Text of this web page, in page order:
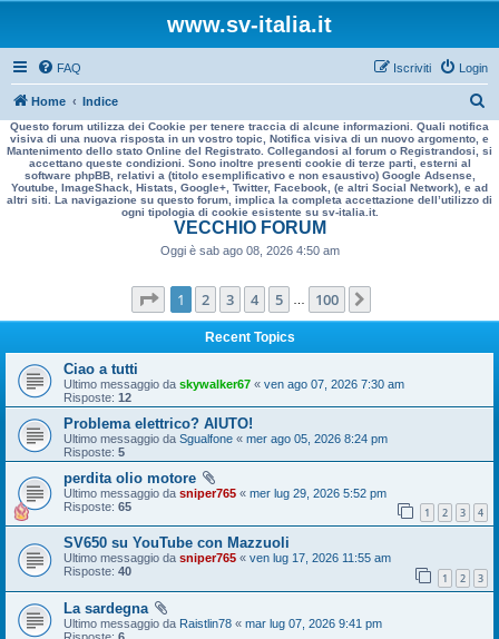
www.sv-italia.it
FAQ Login
Iscriviti
Home Indice
e
r
a
Questo forum utilizza dei Cookie per tenere traccia di alcune informazioni. Quali notifica
visiva di una nuova risposta in un vostro topic, Notifica visiva di un nuovo argomento, e
Mantenimento dello stato Online del Registrato. Collegandosi al forum o Registrandosi, si
accettano queste condizioni. Sono inoltre presenti cookie di terze parti, esterni al
software phpBB, relativi a (titolo esemplificativo e non esaustivo) Google Adsense,
Youtube, ImageShack, Histats, Google+, Twitter, Facebook, (e altri Social Network), e ad
altri siti. La navigazione su questo forum, implica la completa accettazione dell’utilizzo di
ogni tipologia di cookie esistente su sv-italia.it.
VECCHIO FORUM
Oggi è sab ago 08, 2026 4:50 am
Pagina di 100
1 2 3 4 5 100
Recent Topics
Ciao a tutti
Ultimo messaggio da skywalker67 « ven ago 07, 2026 7:30 am
Risposte: 12
Problema elettrico? AIUTO!
Ultimo messaggio da Sgualfone « mer ago 05, 2026 8:24 pm
Risposte: 5
perdita olio motore
Ultimo messaggio da sniper765 « mer lug 29, 2026 5:52 pm
Risposte: 65 1 2 3 4
SV650 su YouTube con Mazzuoli
Ultimo messaggio da sniper765 « ven lug 17, 2026 11:55 am
Risposte: 40 1 2 3
La sardegna
Ultimo messaggio da Raistlin78 « mar lug 07, 2026 9:41 pm